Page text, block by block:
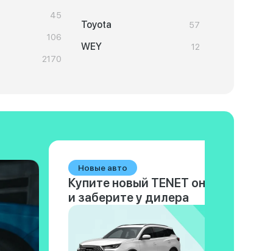
45
106
2170
Toyota 57
WEY 12
Новые авто
Купите новый TENET онлайн
и заберите у дилера